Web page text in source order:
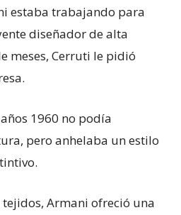
estaba trabajando para
diseñador de alta
meses, Cerruti le pidió
1960 no podía
pero anhelaba un estilo
tejidos, Armani ofreció una